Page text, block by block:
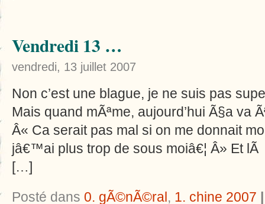
Vendredi 13 …
vendredi, 13 juillet 2007
Non c’est une blague, je ne suis pas
Mais quand mÃªme, aujourd’hui Ã§a va
Â« Ca serait pas mal si on me donnait
jâ€™ai plus trop de sous moiâ€¦ Â» Et
[…]
Posté dans 0. gÃ©nÃ©ral, 1. chine 2007 |